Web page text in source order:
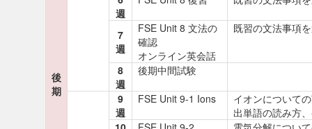
後
期
週
7
週
FSE Unit 8 文法の
確認
オンライン英会話
既習の文法事項
8
週
後期中間試験
9
週
FSE Unit 9-1 Ions
イオンについて
出単語の読み方